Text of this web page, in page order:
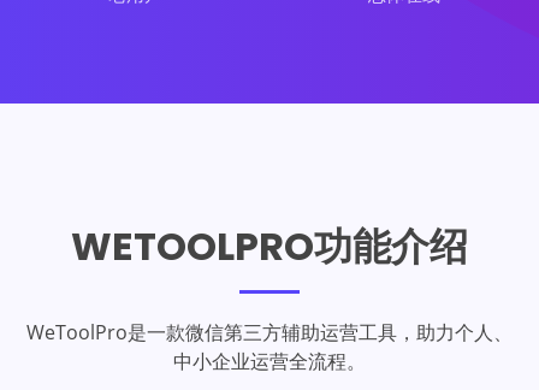
WETOOLPRO功能介绍
WeToolPro是一款微信第三方辅助运营工具，助力个人、
中小企业运营全流程。